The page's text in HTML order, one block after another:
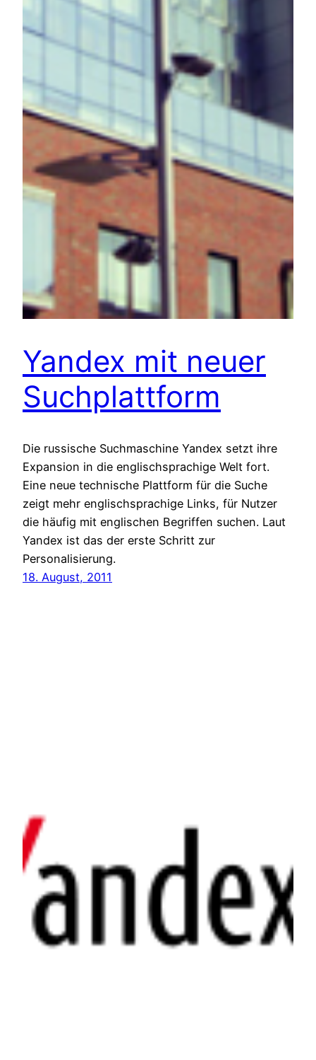
Yandex mit neuer
Suchplattform
Die russische Suchmaschine Yandex setzt ihre
Expansion in die englischsprachige Welt fort.
Eine neue technische Plattform für die Suche
zeigt mehr englischsprachige Links, für Nutzer
die häufig mit englischen Begriffen suchen. Laut
Yandex ist das der erste Schritt zur
Personalisierung.
18. August, 2011